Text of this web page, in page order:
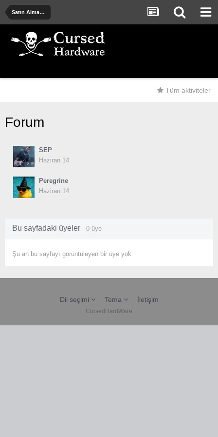
Satın Alma Önerileri - Deneyimler - Uyarılar
Tüm aktiviteler
Forum
SEP
Haziran 14
Peregrine
Haziran 14
Bu sayfadaki üyeler 0 üye
Şu an bu sayfayı görüntüleyen bir üye yok
Dil seçimi Tema İletişim
CursedHardWare